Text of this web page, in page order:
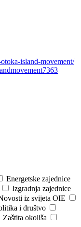
island-movement/
Energetske zajednice
Izgradnja zajednice
iz svijeta OIE
i društvo
Zaštita okoliša